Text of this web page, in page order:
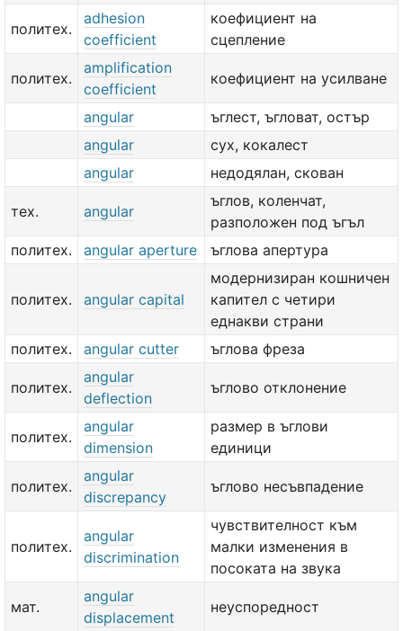
политех.
adhesion
coefficient
коефициент на
сцепление
политех.
amplification
coefficient
коефициент на усилване
angular
ъглест, ъгловат, остър
angular
сух, кокалест
angular
недодялан, скован
тех. angular
ъглов, коленчат,
разположен под ъгъл
политех.
angular aperture ъглова апертура
политех. angular capital
модернизиран кошничен
капител с четири
еднакви страни
политех.
angular cutter ъглова фреза
политех.
angular
deflection
ъглово отклонение
политех.
angular
dimension
размер в ъглови
единици
политех.
angular
discrepancy
ъглово несъвпадение
политех.
angular
discrimination
чувствителност към
малки изменения в
посоката на звука
мат.
angular
displacement
неуспоредност